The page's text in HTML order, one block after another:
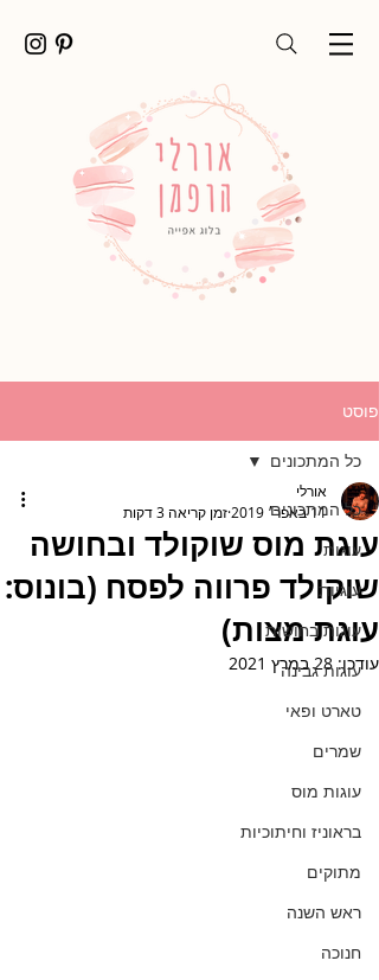
פוסט
כל המתכונים
עוגות
עוגיות
עוגות בחושות
עוגות גבינה
טארט ופאי
שמרים
עוגות מוס
בראוניז וחיתוכיות
מתוקים
ראש השנה
חנוכה
כל המתכונים
עוגת מוס שוקולד ובחושה
שוקולד פרווה לפסח (בונוס:
עוגת מצות)
אורלי
11 באפר׳ 2019
זמן קריאה 3 דקות
עודכן:28 במרץ 2021